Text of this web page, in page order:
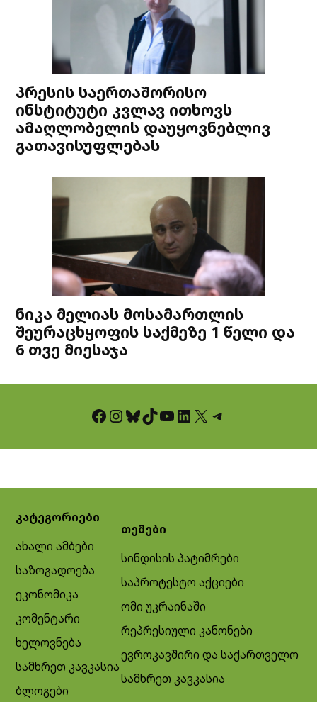
პრესის საერთაშორისო
ინსტიტუტი კვლავ ითხოვს
ამაღლობელის დაუყოვნებლივ
გათავისუფლებას
ნიკა მელიას მოსამართლის
შეურაცხყოფის საქმეზე 1 წელი და
6 თვე მიესაჯა
Facebook InstagramBluesky TikTok YouTube LinkedIn X Telegram
კატეგორიები
ახალი ამბები
საზოგადოება
ეკონომიკა
კომენტარი
ხელოვნება
სამხრეთ კავკასია
ბლოგები
თემები
სინდისის პატიმრები
საპროტესტო აქციები
ომი უკრაინაში
რეპრესიული კანონები
ევროკავშირი და საქართველო
სამხრეთ კავკასია